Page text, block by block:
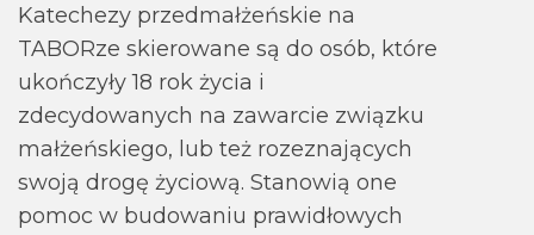
Katechezy przedmałżeńskie na
TABORze skierowane są do osób, które
ukończyły 18 rok życia i
zdecydowanych na zawarcie związku
małżeńskiego, lub też rozeznających
swoją drogę życiową. Stanowią one
pomoc w budowaniu prawidłowych